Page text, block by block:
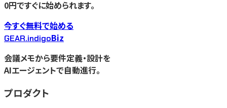
0円ですぐに始められます。
今すぐ無料で始める
GEAR.indigoBiz
会議メモから要件定義・設計を
AIエージェントで自動進行。
プロダクト